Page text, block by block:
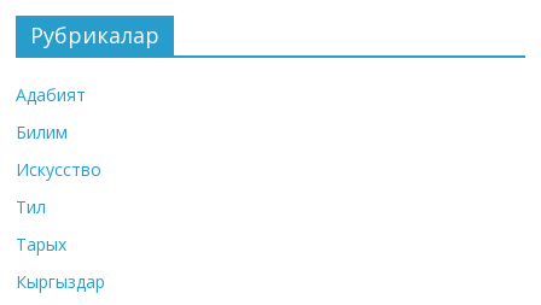
Рубрикалар
Адабият
Билим
Искусство
Тил
Тарых
Кыргыздар